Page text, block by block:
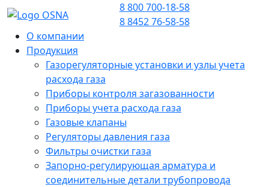
8 800 700-18-58
8 8452 76-58-58
О компании
Продукция
Газорегуляторные установки и узлы учета
расхода газа
Приборы контроля загазованности
Приборы учета расхода газа
Газовые клапаны
Регуляторы давления газа
Фильтры очистки газа
Запорно-регулирующая арматура и
соединительные детали трубопровода